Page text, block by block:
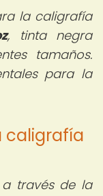
la caligrafía
, tinta negra
tamaños.
para la
caligrafía
través de la